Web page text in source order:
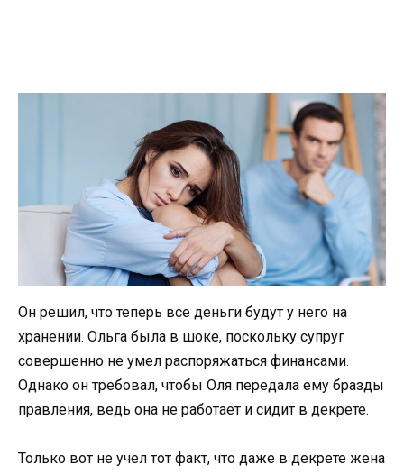
Он решил, что теперь все деньги будут у него на
хранении. Ольга была в шоке, поскольку супруг
совершенно не умел распоряжаться финансами.
Однако он требовал, чтобы Оля передала ему бразды
правления, ведь она не работает и сидит в декрете.
Только вот не учел тот факт, что даже в декрете жена